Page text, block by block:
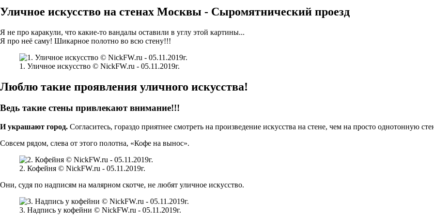
Уличное искусство на стенах Москвы - Сыромятнический проезд
Я не про каракули, что какие-то вандалы оставили в углу этой картины...
Я про неё саму! Шикарное полотно во всю стену!!!
1. Уличное искусство © NickFW.ru - 05.11.2019г.
Люблю такие проявления уличного искусства!
Ведь такие стены привлекают внимание!!!
И украшают город. Согласитесь, гораздо приятнее смотреть на произведение искусства на стене, чем на просто однотонную
Совсем рядом, слева от этого полотна, «Кофе на вынос».
2. Кофейня © NickFW.ru - 05.11.2019г.
Они, судя по надписям на малярном скотче, не любят уличное искусство.
3. Надпись у кофейни © NickFW.ru - 05.11.2019г.